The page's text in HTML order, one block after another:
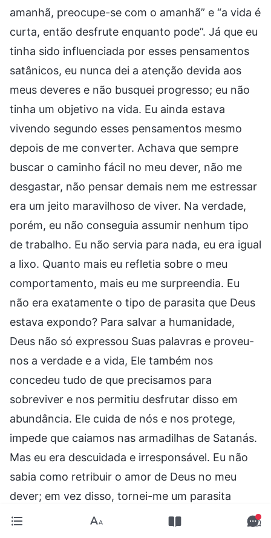
amanhã, preocupe-se com o amanhã” e “a vida é
curta, então desfrute enquanto pode”. Já que eu
tinha sido influenciada por esses pensamentos
satânicos, eu nunca dei a atenção devida aos
meus deveres e não busquei progresso; eu não
tinha um objetivo na vida. Eu ainda estava
vivendo segundo esses pensamentos mesmo
depois de me converter. Achava que sempre
buscar o caminho fácil no meu dever, não me
desgastar, não pensar demais nem me estressar
era um jeito maravilhoso de viver. Na verdade,
porém, eu não conseguia assumir nenhum tipo
de trabalho. Eu não servia para nada, eu era igual
a lixo. Quanto mais eu refletia sobre o meu
comportamento, mais eu me surpreendia. Eu
não era exatamente o tipo de parasita que Deus
estava expondo? Para salvar a humanidade,
Deus não só expressou Suas palavras e proveu-
nos a verdade e a vida, Ele também nos
concedeu tudo de que precisamos para
sobreviver e nos permitiu desfrutar disso em
abundância. Ele cuida de nós e nos protege,
impede que caiamos nas armadilhas de Satanás.
Mas eu era descuidada e irresponsável. Eu não
sabia como retribuir o amor de Deus no meu
dever; em vez disso, tornei-me um parasita
preguiçoso. Sendo envenenada e influenciada